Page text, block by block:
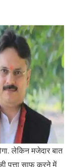
लेकिन मजेदार बात
पत्ता साफ करने में